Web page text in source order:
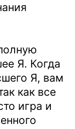
Я. Когда
Я, вам
как все
игра и